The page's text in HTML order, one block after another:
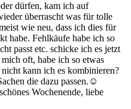
dürfen, kam ich auf
überrascht was für tolle
wie neu, dass ich dies für
habe. Fehlkäufe habe ich so
passt etc. schicke ich es jetzt
oft, habe ich so etwas
kann ich es kombinieren?
die dazu passen.☺️
Wochenende, liebe